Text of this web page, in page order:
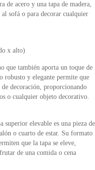
de acero y una tapa de madera,
sofá o para decorar cualquier
x alto)
que también aporta un toque de
robusto y elegante permite que
decoración, proporcionando
o cualquier objeto decorativo.
superior elevable es una pieza de
o cuarto de estar. Su formato
que la tapa se eleve,
de una comida o cena